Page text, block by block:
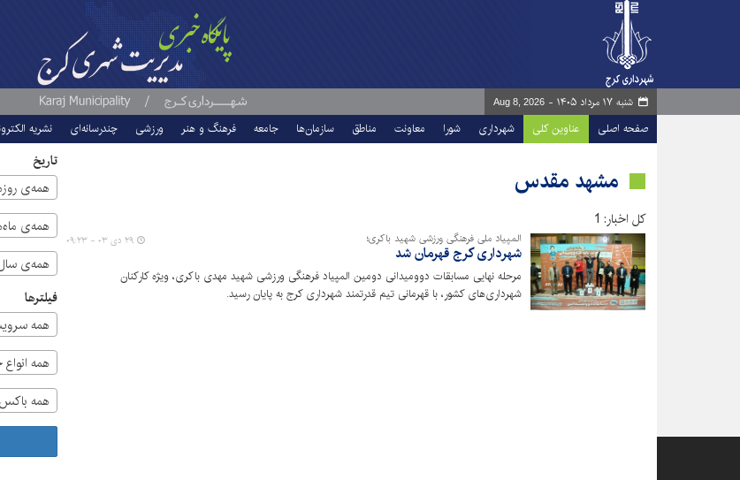
شنبه ۱۷ مرداد ۱۴۰۵ - Aug 8, 2026
صفحه اصلی عناوین کلی شهرداری شورا معاونت مناطق سازمان‌ها جامعه فرهنگ و هنر ورزشی چندرسانه‌ای نشریه
مشهد مقدس
کل اخبار: 1
المپیاد ملی فرهنگی ورزشی شهید باکری؛
شهرداری کرج قهرمان شد
مرحله نهایی مسابقات دوومیدانی دومین المپیاد فرهنگی ورزشی شهید مهدی باکری، ویژه کارکنان
شهرداری‌های کشور، با قهرمانی تیم قدرتمند شهرداری کرج به پایان رسید.
۲۹ دی ۰۳ - ۰۹:۲۳
تاریخ
همه‌ی
همه‌ی
همه‌ی
فیلترها
همه
همه
همه